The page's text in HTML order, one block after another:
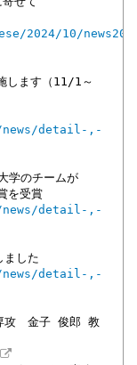
2024/10/
します（11/1～
news/detail-,-
学のチームが
を受賞
news/detail-,-
ました
news/detail-,-
攻 金子 俊郎 教